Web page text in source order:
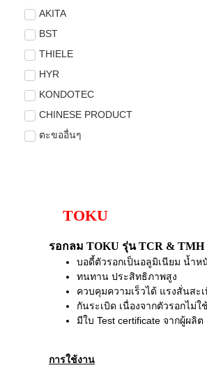
AKITA
BST
THIELE
HYR
KONDOTEC
CHINESE PRODUCT
ตะขออื่นๆ
TOKU
รอกลม TOKU รุ่น TCR & TMH
บอดี้ตัวรอกเป็นอลูมิเนียม น้ำห
ทนทาน ประสิทธิภาพสูง
ควบคุมความเร็วได้ แรงสั่นสะ
กันระเบิด เนื่องจากตัวรอกไม่
มีใบ Test certificate จากผู้ผลิต
การใช้งาน